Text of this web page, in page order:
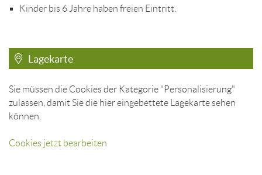
Kinder bis 6 Jahre haben freien Eintritt.
Lagekarte
Sie müssen die Cookies der Kategorie "Personalisierung"
zulassen, damit Sie die hier eingebettete Lagekarte sehen
können.
Cookies jetzt bearbeiten